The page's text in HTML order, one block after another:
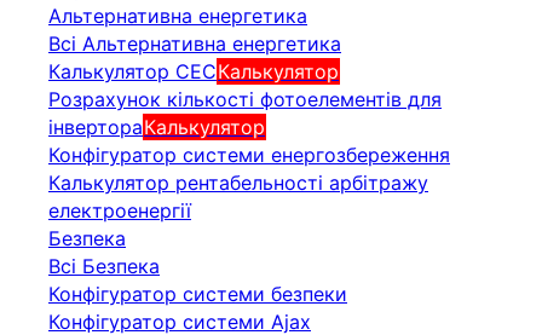
Альтернативна енергетика
Всі Альтернативна енергетика
Калькулятор СЕСКалькулятор
Розрахунок кількості фотоелементів для
інвертораКалькулятор
Конфігуратор системи енергозбереження
Калькулятор рентабельності арбітражу
електроенергії
Безпека
Всі Безпека
Конфігуратор системи безпеки
Конфігуратор системи Ajax